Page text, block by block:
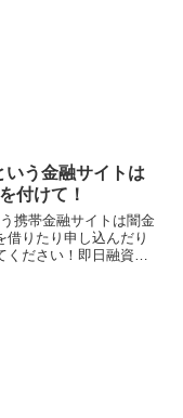
いう金融サイトは
付けて！
携帯金融サイトは闇金
借りたり申し込んだり
ください！即日融資